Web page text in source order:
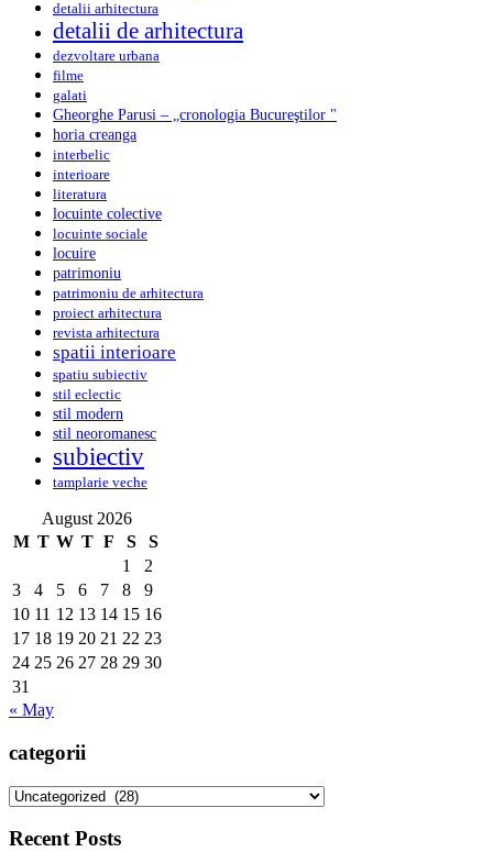
detalii arhitectura
detalii de arhitectura
dezvoltare urbana
filme
galati
Gheorghe Parusi – „cronologia Bucureştilor "
horia creanga
interbelic
interioare
literatura
locuinte colective
locuinte sociale
locuire
patrimoniu
patrimoniu de arhitectura
proiect arhitectura
revista arhitectura
spatii interioare
spatiu subiectiv
stil eclectic
stil modern
stil neoromanesc
subiectiv
tamplarie veche
August 2026
M T W T F S
S
1
2
3
4 5 6 7 8
9
10 11 12 13 14 15 16
17 18 19 20 21 22 23
24 25 26 27 28 29 30
31
« May
categorii
categorii
Recent Posts